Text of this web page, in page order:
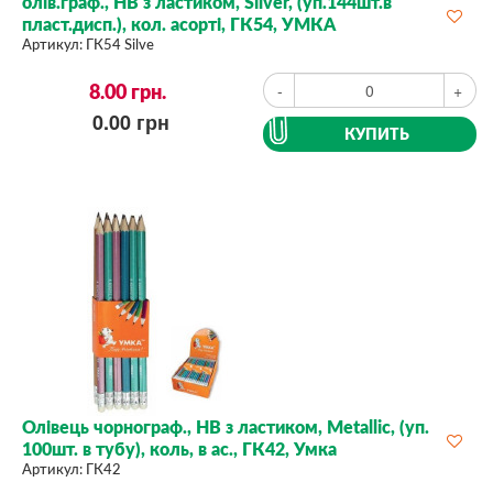
пласт.дисп.), кол. асорті, ГК54, УМКА
Артикул: ГК54 Silve
8.00грн.
0.00грн
- +
КУПИТЬ
Олівець чорнограф., НВ з ластиком, Metallic, (уп.
100шт. в тубу), коль, в ас., ГК42, Умка
Артикул: ГК42